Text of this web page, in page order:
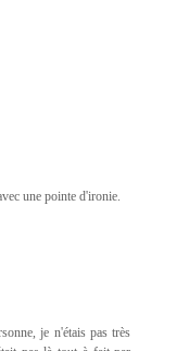
une pointe d'ironie.
je n'étais pas très